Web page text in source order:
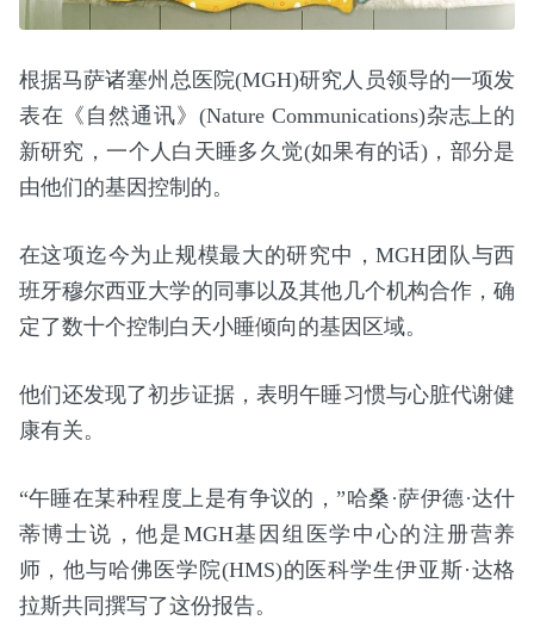
根据马萨诸塞州总医院(MGH)研究人员领导的一项发
表在《自然通讯》(Nature Communications)杂志上的
新研究，一个人白天睡多久觉(如果有的话)，部分是
由他们的基因控制的。
在这项迄今为止规模最大的研究中，MGH团队与西
班牙穆尔西亚大学的同事以及其他几个机构合作，确
定了数十个控制白天小睡倾向的基因区域。
他们还发现了初步证据，表明午睡习惯与心脏代谢健
康有关。
“午睡在某种程度上是有争议的，”哈桑·萨伊德·达什
蒂博士说，他是MGH基因组医学中心的注册营养
师，他与哈佛医学院(HMS)的医科学生伊亚斯·达格
拉斯共同撰写了这份报告。